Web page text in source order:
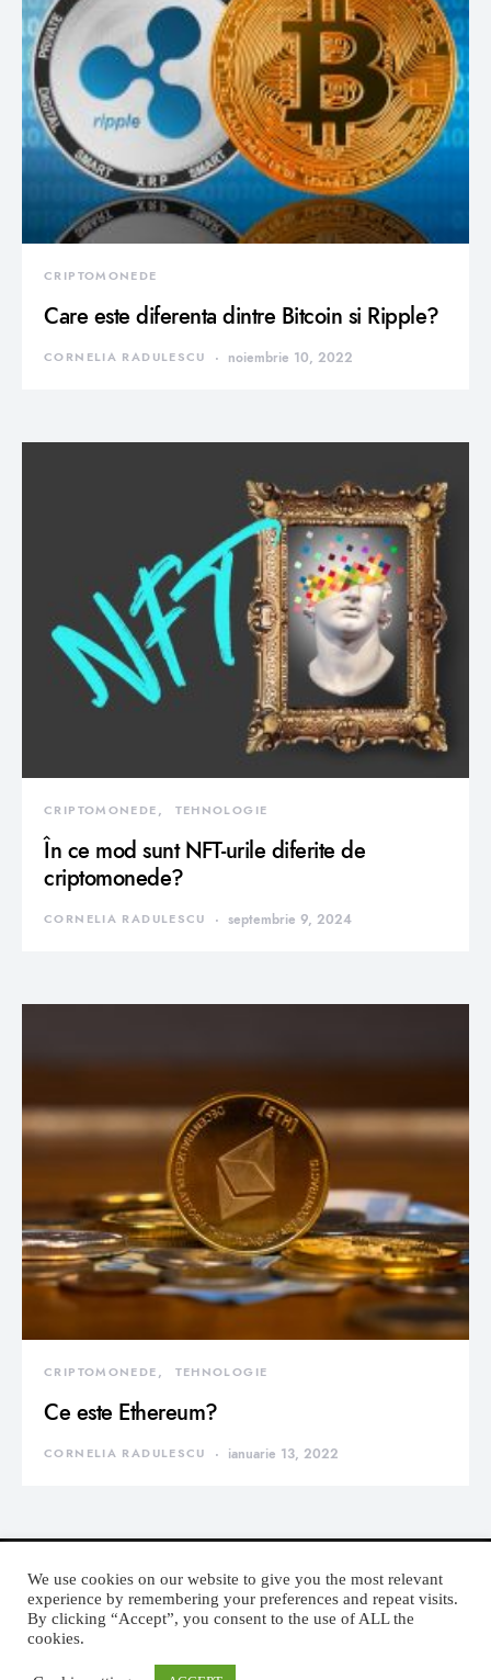
CRIPTOMONEDE
Care este diferenta dintre Bitcoin si Ripple?
CORNELIA RADULESCU noiembrie 10, 2022
CRIPTOMONEDE TEHNOLOGIE
În ce mod sunt NFT-urile diferite de
criptomonede?
CORNELIA RADULESCU septembrie 9, 2024
CRIPTOMONEDE TEHNOLOGIE
Ce este Ethereum?
CORNELIA RADULESCU ianuarie 13, 2022
DEVORATOR MONDEN
We use cookies on our website to give you the most relevant
experience by remembering your preferences and repeat visits.
By clicking “Accept”, you consent to the use of ALL the
cookies.